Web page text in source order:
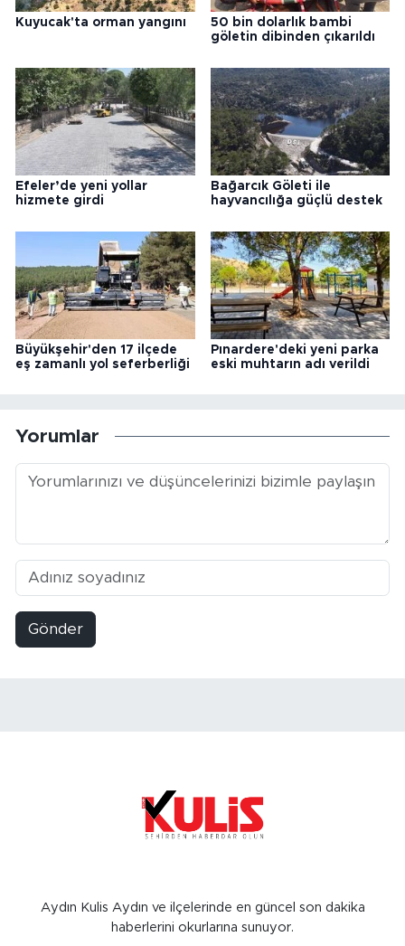
Kuyucak'ta orman yangını
50 bin dolarlık bambi
göletin dibinden çıkarıldı
Efeler’de yeni yollar
hizmete girdi
Bağarcık Göleti ile
hayvancılığa güçlü destek
Büyükşehir'den 17 ilçede
eş zamanlı yol seferberliği
Pınardere'deki yeni parka
eski muhtarın adı verildi
Yorumlar
Gönder
Aydın Kulis Aydın ve ilçelerinde en güncel son dakika
haberlerini okurlarına sunuyor.